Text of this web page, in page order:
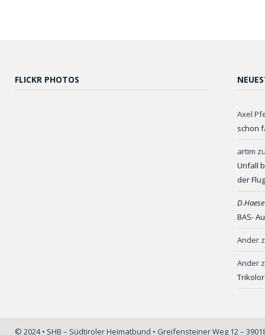
FLICKR PHOTOS
Axel
schon
artim
Unfall
der
BAS-
Ander
Ander
© 2024 • SHB – Südtiroler Heimatbund • Greifensteiner Weg 12 –